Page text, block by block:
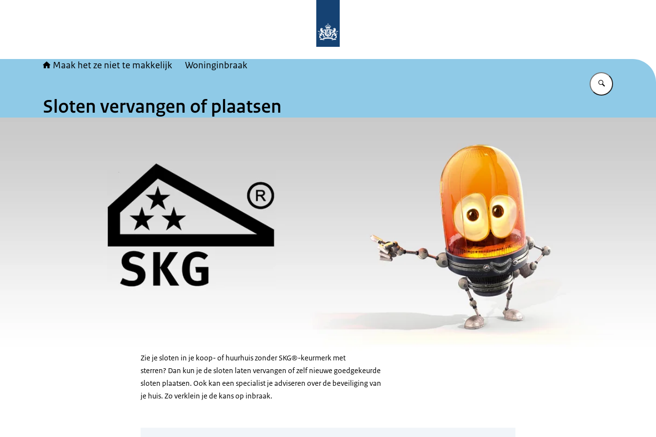
Maak het ze niet te makkelijk Woninginbraak
Vul in wat u
Sloten vervangen of plaatsen
Zie je sloten in je koop- of huurhuis zonder SKG®-keurmerk met
sterren? Dan kun je de sloten laten vervangen of zelf nieuwe goedgekeurde
sloten plaatsen. Ook kan een specialist je adviseren over de beveiliging van
je huis. Zo verklein je de kans op inbraak.